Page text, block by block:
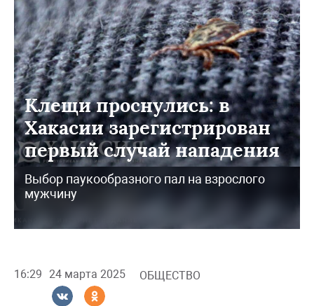
Клещи проснулись: в
Хакасии зарегистрирован
первый случай нападения
Выбор паукообразного пал на взрослого
мужчину
16:29 24 марта 2025 ОБЩЕСТВО